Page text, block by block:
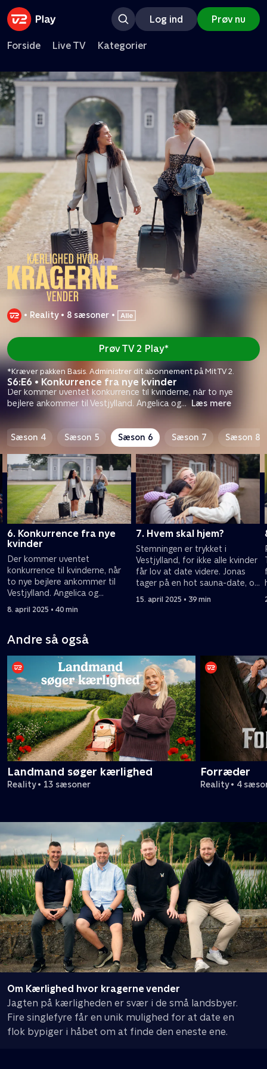
Log ind Prøv nu
Forside Live TV Kategorier
• Reality • 8 sæsoner •
S6:E6 • Konkurrence fra nye kvinder
Der kommer uventet konkurrence til kvinderne, når to nye
bejlere ankommer til Vestjylland. Angelica og... Læs mere
Prøv TV 2 Play*
*Kræver pakken Basis. Administrer dit abonnement på Mit TV 2.
Sæson 4 Sæson 5 Sæson 6 Sæson 7 Sæson 8
6. Konkurrence fra nye
kvinder
Der kommer uventet
konkurrence til kvinderne, når
to nye bejlere ankommer til
Vestjylland. Angelica og
overfor fyrene.
8. april 2025 • 40 min
7. Hvem skal hjem?
Stemningen er trykket i
Vestjylland, for ikke alle kvinder
får lov at date videre. Jonas
tager på en hot sauna-date, og
dans.
15. april 2025 • 39 min
Andre så også
Landmand søger kærlighed
Reality • 13 sæsoner
Forræder
Reality • 4
Om Kærlighed hvor kragerne vender
Jagten på kærligheden er svær i de små landsbyer.
Fire singlefyre får en unik mulighed for at date en
flok bypiger i håbet om at finde den eneste ene.